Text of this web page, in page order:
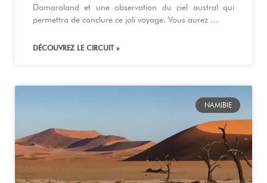
Damaraland et une observation du ciel austral qui
permettra de conclure ce joli voyage. Vous aurez …
DÉCOUVREZ LE CIRCUIT »
NAMIBIE